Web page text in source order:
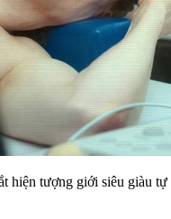
hiện tượng giới siêu giàu